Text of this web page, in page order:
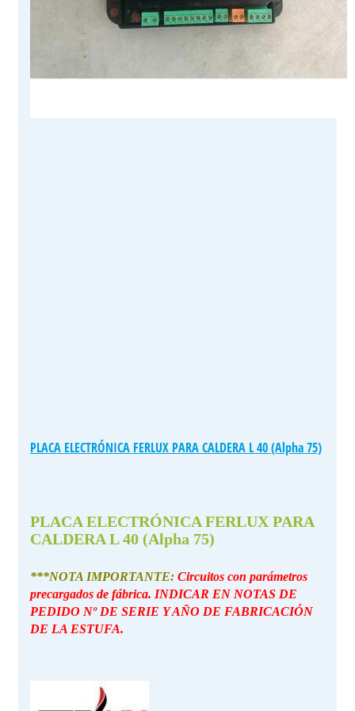
PLACA ELECTRÓNICA FERLUX PARA CALDERA L 40 (Alpha 75)
PLACA ELECTRÓNICA FERLUX PARA
CALDERA L 40 (Alpha 75)
***NOTA IMPORTANTE: Circuitos con parámetros
precargados de fábrica. INDICAR EN NOTAS DE
PEDIDO Nº DE SERIE Y AÑO DE FABRICACIÓN
DE LA ESTUFA.